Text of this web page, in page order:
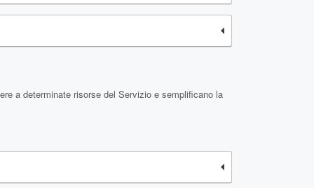
a determinate risorse del Servizio e semplificano la